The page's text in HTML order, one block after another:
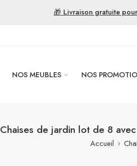
🎁 Livraison gratuite
NOS MEUBLES NOS
Chaises de jardin lot de 8
Accueil